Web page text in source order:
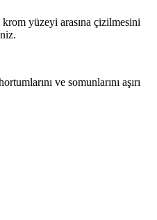
krom yüzeyi arasına çizilmesini
ve somunlarını aşırı